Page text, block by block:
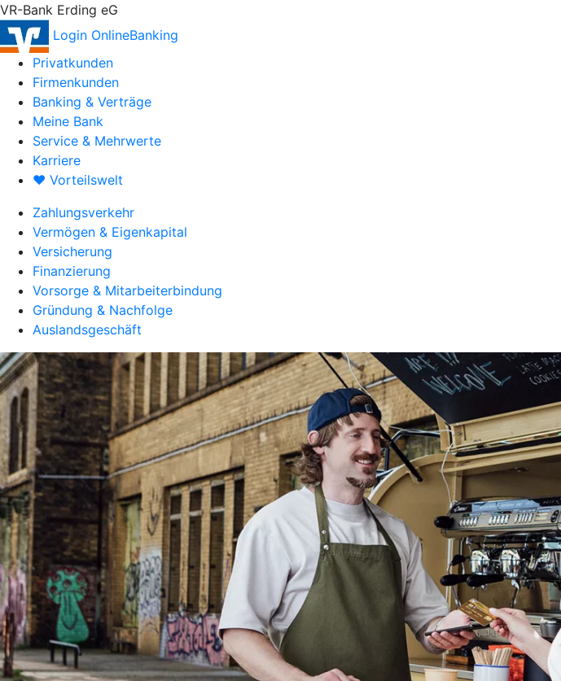
VR-Bank Erding eG
Login OnlineBanking
Privatkunden
Firmenkunden
Banking & Verträge
Meine Bank
Service & Mehrwerte
Karriere
♥ Vorteilswelt
Zahlungsverkehr
Vermögen & Eigenkapital
Versicherung
Finanzierung
Vorsorge & Mitarbeiterbindung
Gründung & Nachfolge
Auslandsgeschäft